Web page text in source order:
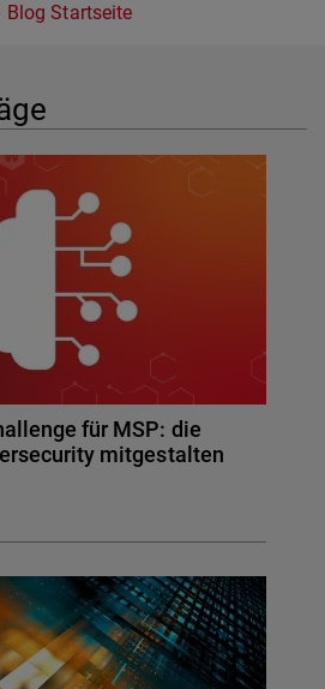
Blog Startseite
für MSP: die
mitgestalten